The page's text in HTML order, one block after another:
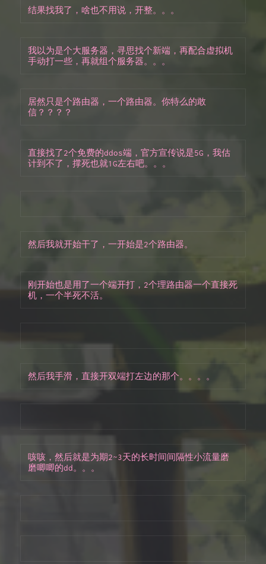
结果找我了，啥也不用说，开整。。。
我以为是个大服务器，寻思找个新端，再配合虚拟机
手动打一些，再就组个服务器。。。
居然只是个路由器，一个路由器。你特么的敢
信？？？？
直接找了2个免费的ddos端，官方宣传说是5G，我估
计到不了，撑死也就1G左右吧。。。
然后我就开始干了，一开始是2个路由器。
刚开始也是用了一个端开打，2个理路由器一个直接死
机，一个半死不活。
然后我手滑，直接开双端打左边的那个。。。。
咳咳，然后就是为期2~3天的长时间间隔性小流量磨
磨唧唧的dd。。。